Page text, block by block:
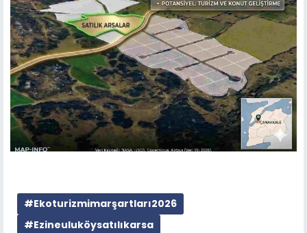
#Ekoturizmimarşartları2026
#Ezineuluköysatılıkarsa